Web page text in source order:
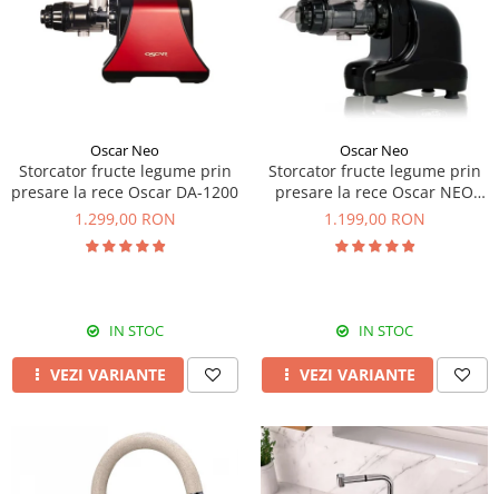
chiuvete
Accesorii chiuvete bucatarie
Gratar protectie chiuveta
Tocatoare lemn si sticla
Sisteme de scurgere si cleme
Tavita scurgere vase/legume/fructe
Dispenser detergent
Rasnite de cafea
Roboti de bucatarie
Combine frigorifice
Espressoare cafea
Aparate de gatit-aragazuri
Seturi Electrocasnice
Termostate si senzori Livolo
Sonerii electrice
Construieste singur
Panouri si rame
Oscar Neo
Storcator fructe legume prin
presare la rece Oscar DA-1200
1.299,00 RON
IN STOC
VEZI VARIANTE
Oscar Neo
Storcator fructe legume prin
presare la rece Oscar NEO
DA1000
1.199,00 RON
IN STOC
VEZI VARIANTE